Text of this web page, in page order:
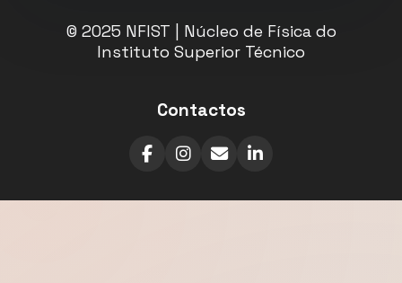
© 2025 NFIST | Núcleo de Física do
Instituto Superior Técnico
Contactos